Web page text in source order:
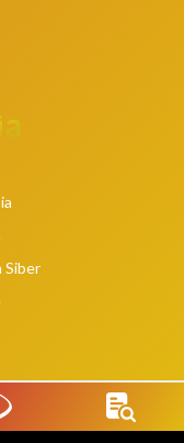
Siber